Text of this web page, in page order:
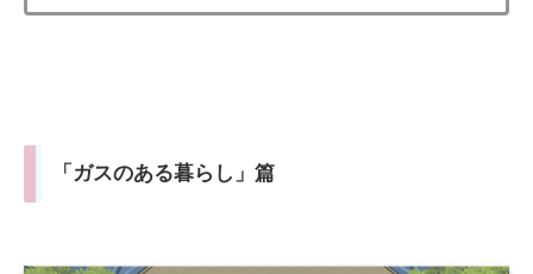
「ガスのある暮らし」篇